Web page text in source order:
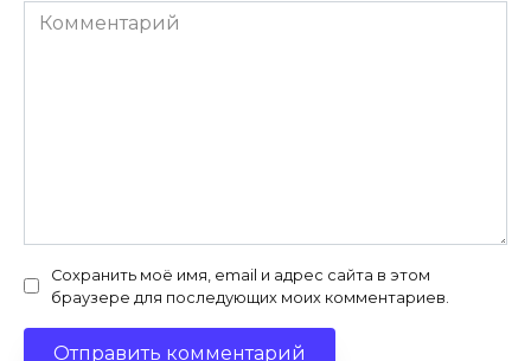
Комментарий
Сохранить моё имя, email и адрес сайта в этом
браузере для последующих моих комментариев.